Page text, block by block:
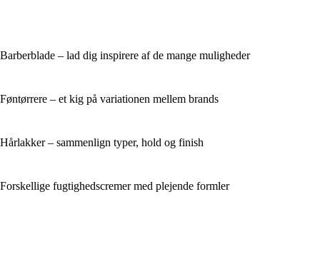
Barberblade – lad dig inspirere af de mange muligheder
Føntørrere – et kig på variationen mellem brands
Hårlakker – sammenlign typer, hold og finish
Forskellige fugtighedscremer med plejende formler